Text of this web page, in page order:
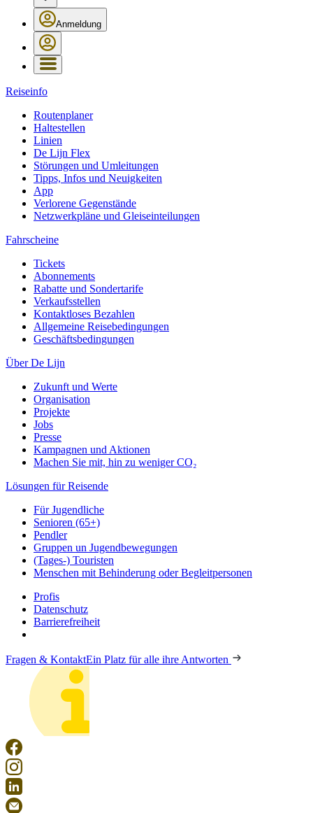
Anmeldung
Reiseinfo
Routenplaner
Haltestellen
Linien
De Lijn Flex
Störungen und Umleitungen
Tipps, Infos und Neuigkeiten
App
Verlorene Gegenstände
Netzwerkpläne und Gleiseinteilungen
Fahrscheine
Tickets
Abonnements
Rabatte und Sondertarife
Verkaufsstellen
Kontaktloses Bezahlen
Allgemeine Reisebedingungen
Geschäftsbedingungen
Über De Lijn
Zukunft und Werte
Organisation
Projekte
Jobs
Presse
Kampagnen und Aktionen
Machen Sie mit, hin zu weniger CO₂
Lösungen für Reisende
Für Jugendliche
Senioren (65+)
Pendler
Gruppen un Jugendbewegungen
(Tages-) Touristen
Menschen mit Behinderung oder Begleitpersonen
Profis
Datenschutz
Barrierefreiheit
Fragen & KontaktEin Platz für alle ihre Antworten